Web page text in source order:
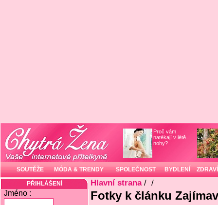
Proč vám
natékají v létě
nohy?
SOUTĚŽE MÓDA & TRENDY SPOLEČNOST BYDLENÍ ZDRAVÍ
PŘIHLÁŠENÍ
Jméno :
Hlavní strana/ /
Fotky k článku